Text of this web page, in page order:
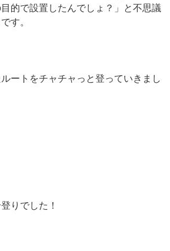
的で設置したんでしょ？」と不思議
す。
ートをチャチャっと登っていきまし
りでした！